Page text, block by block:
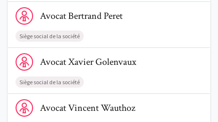
Voir le profil de AvocatBertrand Peret
AvocatBertrandPeret
Siège social de la société
Voir le profil de AvocatXavier Golenvaux
AvocatXavierGolenvaux
Siège social de la société
Voir le profil de AvocatVincent Wauthoz
AvocatVincentWauthoz